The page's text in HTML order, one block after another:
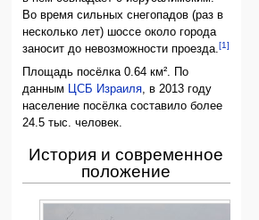
Во время сильных снегопадов (раз в
несколько лет) шоссе около города
заносит до невозможности проезда.[1]
Площадь посёлка 0.64 км². По
данным
ЦСБ Израиля , в 2013 году
население посёлка составило более
24.5 тыс. человек.
История и современное
положение